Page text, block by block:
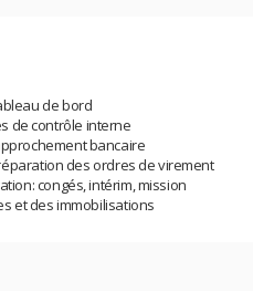
de bord
de contrôle interne
bancaire
des ordres de virement
congés, intérim, mission
et des immobilisations